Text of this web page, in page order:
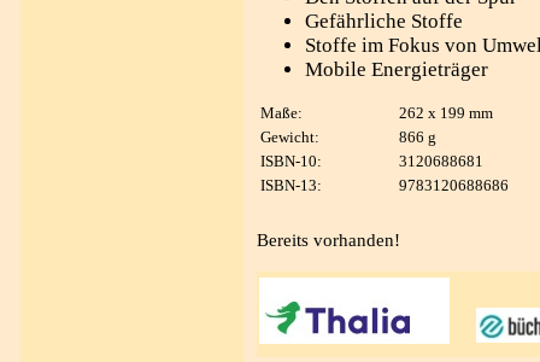
Gefährliche Stoffe
Stoffe im Fokus von
Mobile Energieträger
Maße:
262 x 199 mm
Gewicht:
866 g
ISBN-10:
3120688681
ISBN-13:
9783120688686
Bereits vorhanden!